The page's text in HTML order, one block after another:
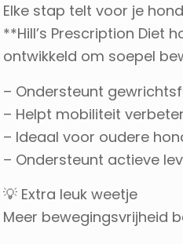
Elke stap telt voor je
**Hill’s Prescription Diet
ontwikkeld om soepel
– Ondersteunt
– Helpt mobiliteit
– Ideaal voor oudere
– Ondersteunt actieve
💡 Extra leuk weetje
Meer bewegingsvrijheid